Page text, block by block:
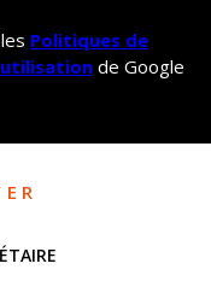
Politiques de
de Google